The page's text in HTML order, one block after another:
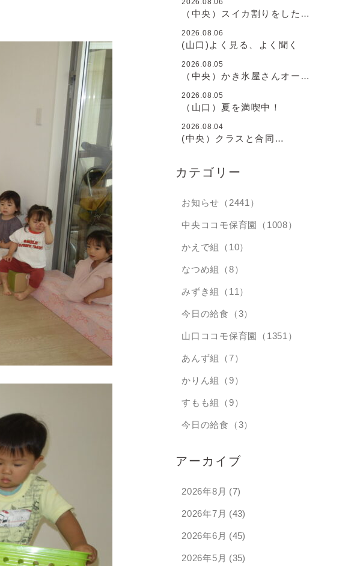
2026.08.06
（中央）スイカ割りをしたよ
2026.08.06
(山口)よく見る、よく聞く
2026.08.05
（中央）かき氷屋さんオープ
2026.08.05
（山口）夏を満喫中！
2026.08.04
(中央）クラスと合同
カテゴリー
お知らせ（2441）
中央ココモ保育園（1008）
かえで組（10）
なつめ組（8）
みずき組（11）
今日の給食（3）
山口ココモ保育園（1351）
あんず組（7）
かりん組（9）
すもも組（9）
今日の給食（3）
アーカイブ
2026年8月 (7)
2026年7月 (43)
2026年6月 (45)
2026年5月 (35)